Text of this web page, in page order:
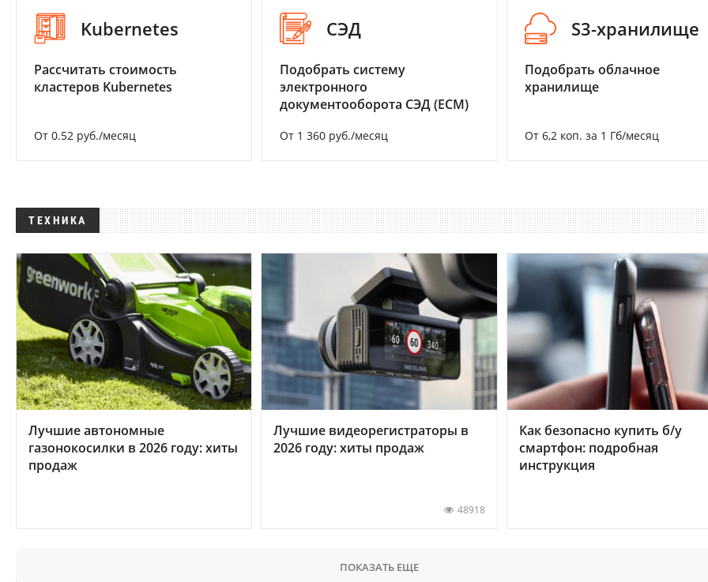
Kubernetes
Рассчитать стоимость
кластеров Kubernetes
От 0.52 руб./месяц
СЭД
Подобрать систему
электронного
документооборота СЭД (ECM)
От 1 360 руб./месяц
S3-хранилище
Подобрать облачное
хранилище
От 6,2 коп. за 1 Гб/месяц
ТЕХНИКА
Лучшие автономные
газонокосилки в 2026 году: хиты
продаж
Лучшие видеорегистраторы в
2026 году: хиты продаж
48918
Как безопасно купить б/у
смартфон: подробная
инструкция
ПОКАЗАТЬ ЕЩЕ